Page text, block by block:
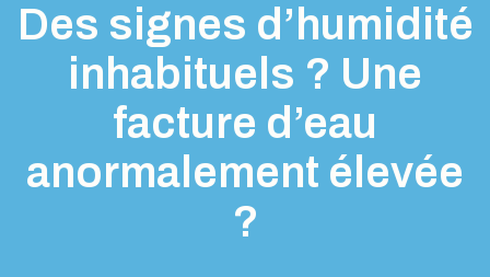
Des signes d’humidité
inhabituels ? Une
facture d’eau
anormalement élevée
?